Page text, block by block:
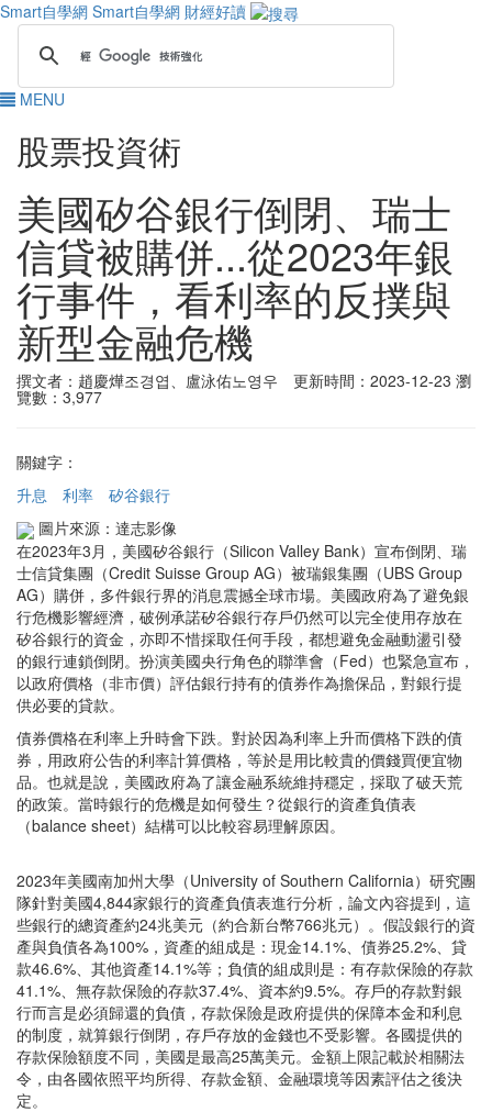
Smart自學網 Smart自學網 財經好讀
MENU
股票投資術
美國矽谷銀行倒閉、瑞士
信貸被購併...從2023年銀
行事件，看利率的反撲與
新型金融危機
撰文者：趙慶燁조경엽、盧泳佑노영우 更新時間：2023-12-23 瀏
覽數：3,977
關鍵字：
升息
利率
矽谷銀行
圖片來源：達志影像
在2023年3月，美國矽谷銀行（Silicon Valley Bank）宣布倒閉、瑞
士信貸集團（Credit Suisse Group AG）被瑞銀集團（UBS Group
AG）購併，多件銀行界的消息震撼全球市場。美國政府為了避免銀
行危機影響經濟，破例承諾矽谷銀行存戶仍然可以完全使用存放在
矽谷銀行的資金，亦即不惜採取任何手段，都想避免金融動盪引發
的銀行連鎖倒閉。扮演美國央行角色的聯準會（Fed）也緊急宣布，
以政府價格（非市價）評估銀行持有的債券作為擔保品，對銀行提
供必要的貸款。
債券價格在利率上升時會下跌。對於因為利率上升而價格下跌的債
券，用政府公告的利率計算價格，等於是用比較貴的價錢買便宜物
品。也就是說，美國政府為了讓金融系統維持穩定，採取了破天荒
的政策。當時銀行的危機是如何發生？從銀行的資產負債表
（balance sheet）結構可以比較容易理解原因。
2023年美國南加州大學（University of Southern California）研究團
隊針對美國4,844家銀行的資產負債表進行分析，論文內容提到，這
些銀行的總資產約24兆美元（約合新台幣766兆元）。假設銀行的資
產與負債各為100%，資產的組成是：現金14.1%、債券25.2%、貸
款46.6%、其他資產14.1%等；負債的組成則是：有存款保險的存款
41.1%、無存款保險的存款37.4%、資本約9.5%。存戶的存款對銀
行而言是必須歸還的負債，存款保險是政府提供的保障本金和利息
的制度，就算銀行倒閉，存戶存放的金錢也不受影響。各國提供的
存款保險額度不同，美國是最高25萬美元。金額上限記載於相關法
令，由各國依照平均所得、存款金額、金融環境等因素評估之後決
定。